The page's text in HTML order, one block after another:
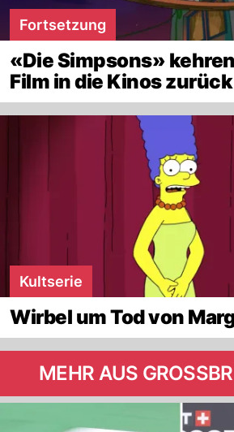
Fortsetzung
«Die Simpsons»
Film in die Kinos zurück
Kultserie
Wirbel um Tod von
MEHR AUS